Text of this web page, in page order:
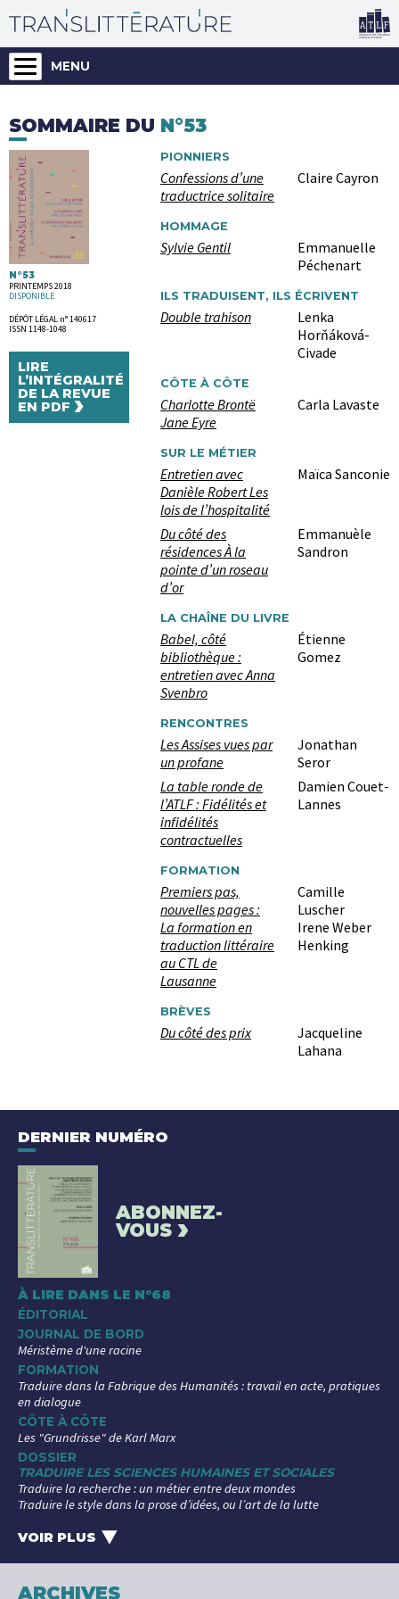
MENU
SOMMAIRE DU N°53
N°53
PRINTEMPS 2018
DISPONIBLE
DÉPÔT LÉGAL n° 140617
ISSN 1148-1048
LIRE
L’INTÉGRALITÉ
DE LA REVUE
EN PDF ›
PIONNIERS
Confessions d’une
traductrice solitaire
Claire Cayron
HOMMAGE
Sylvie Gentil
Emmanuelle
Péchenart
ILS TRADUISENT, ILS ÉCRIVENT
Double trahison
Lenka
Horňáková-
Civade
CÔTE À CÔTE
Charlotte Brontë
Jane Eyre
Carla Lavaste
SUR LE MÉTIER
Entretien avec
Danièle Robert Les
lois de l’hospitalité
Maïca Sanconie
Du côté des
résidences À la
pointe d’un roseau
d’or
Emmanuèle
Sandron
LA CHAÎNE DU LIVRE
Babel, côté
bibliothèque :
entretien avec Anna
Svenbro
Étienne
Gomez
RENCONTRES
Les Assises vues par
un profane
Jonathan
Seror
La table ronde de
l’ATLF : Fidélités et
infidélités
contractuelles
Damien Couet-
Lannes
FORMATION
Premiers pas,
nouvelles pages :
La formation en
traduction littéraire
au CTL de
Lausanne
Camille
Luscher
Irene Weber
Henking
BRÈVES
Du côté des prix
Jacqueline
Lahana
DERNIER NUMÉRO
ABONNEZ-
VOUS ›
À LIRE DANS LE N°68
ÉDITORIAL
JOURNAL DE BORD
Méristème d'une racine
FORMATION
Traduire dans la Fabrique des Humanités : travail en acte, pratiques
en dialogue
CÔTE À CÔTE
Les "Grundrisse" de Karl Marx
DOSSIER
TRADUIRE LES SCIENCES HUMAINES ET SOCIALES
Traduire la recherche : un métier entre deux mondes
Traduire le style dans la prose d’idées, ou l’art de la lutte
renouveau
Bloch
Les traductions coréennes de « queer » : un concept importé ?
VOIR PLUS‣
ARCHIVES